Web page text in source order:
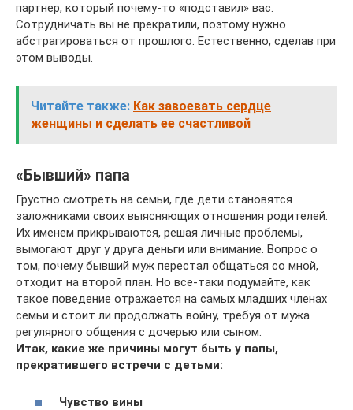
партнер, который почему-то «подставил» вас.
Сотрудничать вы не прекратили, поэтому нужно
абстрагироваться от прошлого. Естественно, сделав при
этом выводы.
Читайте также: Как завоевать сердце
женщины и сделать ее счастливой
«Бывший» папа
Грустно смотреть на семьи, где дети становятся
заложниками своих выясняющих отношения родителей.
Их именем прикрываются, решая личные проблемы,
вымогают друг у друга деньги или внимание. Вопрос о
том, почему бывший муж перестал общаться со мной,
отходит на второй план. Но все-таки подумайте, как
такое поведение отражается на самых младших членах
семьи и стоит ли продолжать войну, требуя от мужа
регулярного общения с дочерью или сыном.
Итак, какие же причины могут быть у папы,
прекратившего встречи с детьми:
Чувство вины